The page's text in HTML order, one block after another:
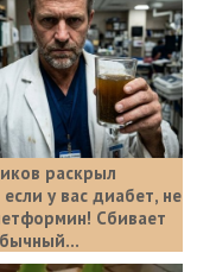
раскрыл
у вас диабет, не
Сбивает